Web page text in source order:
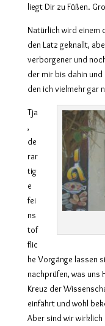
liegt Dir zu Füßen.
Natürlich wird einem
den Latz geknallt,
verborgener und
der mir bis dahin
den ich vielmehr gar
Tja
,
de
rar
tig
e
fei
ns
tof
flic
he Vorgänge lassen
nachprüfen, was uns
Kreuz der
einfährt und wohl
Aber sind wir